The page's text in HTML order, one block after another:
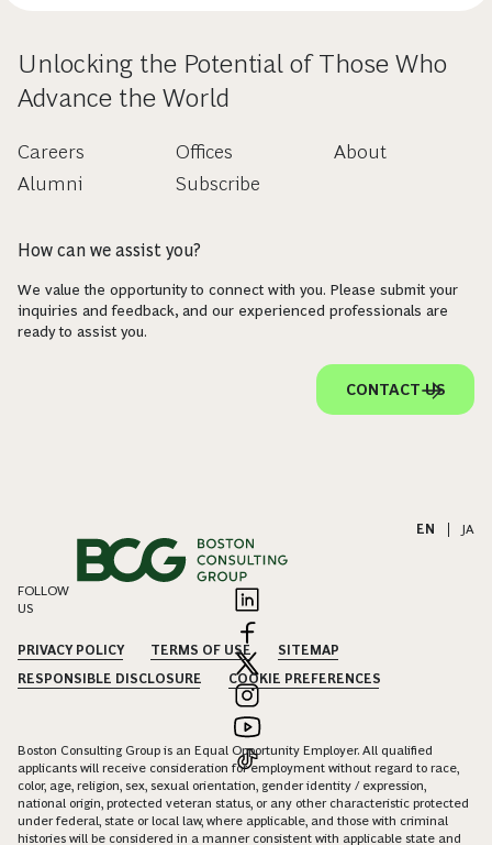
Unlocking the Potential of Those Who
Advance the World
Careers
Alumni
Offices
Subscribe
About
How can we assist you?
We value the opportunity to connect with you. Please submit your
inquiries and feedback, and our experienced professionals are
ready to assist you.
CONTACT US
EN JA
FOLLOW
US
PRIVACY POLICY TERMS OF USE
SITEMAP
RESPONSIBLE DISCLOSURE
COOKIE PREFERENCES
Boston Consulting Group is an Equal Opportunity Employer. All qualified
applicants will receive consideration for employment without regard to race,
color, age, religion, sex, sexual orientation, gender identity / expression,
national origin, protected veteran status, or any other characteristic protected
under federal, state or local law, where applicable, and those with criminal
histories will be considered in a manner consistent with applicable state and